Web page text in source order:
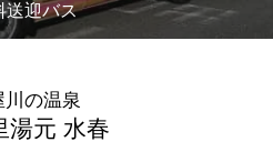
送迎バス
川の温泉
湯元 水春